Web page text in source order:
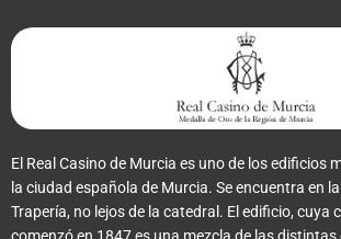
El Real Casino de Murcia es uno de los edificios
la ciudad española de Murcia. Se encuentra en
Trapería, no lejos de la catedral. El edificio, cuya
comenzó en 1847 es una mezcla de las